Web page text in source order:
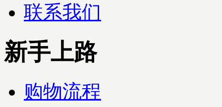
联系我们
新手上路
购物流程